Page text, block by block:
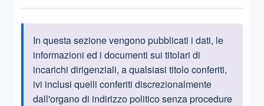
Informazioni introduttive
In questa sezione vengono pubblicati i dati, le
informazioni ed i documenti sui titolari di
incarichi dirigenziali, a qualsiasi titolo conferiti,
ivi inclusi quelli conferiti discrezionalmente
dall'organo di indirizzo politico senza procedure